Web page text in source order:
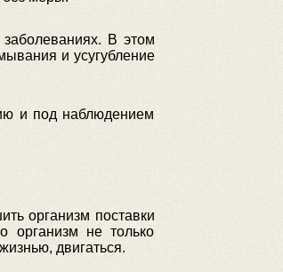
В этом
и усугубление
и под наблюдением
организм поставки
организм не только
двигаться.